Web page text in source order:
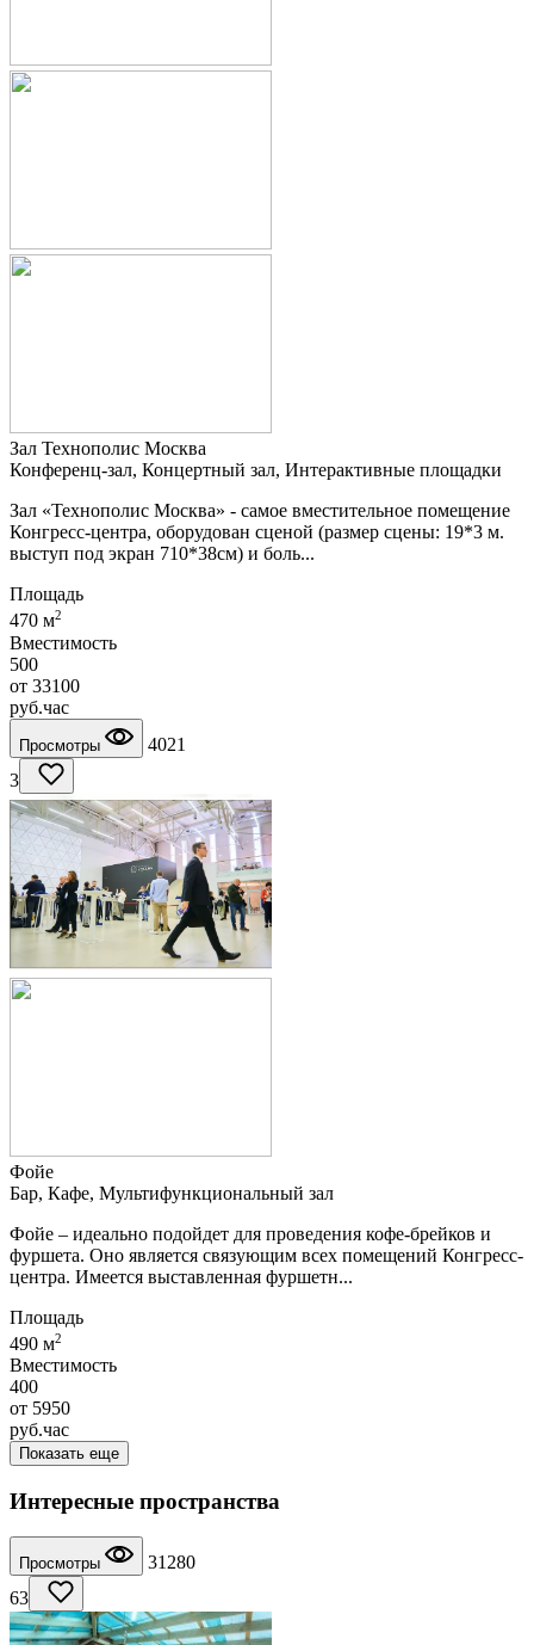
Зал Технополис Москва
Конференц-зал, Концертный зал, Интерактивные площадки
Зал «Технополис Москва» - самое вместительное помещение
Конгресс-центра, оборудован сценой (размер сцены: 19*3 м.
выступ под экран 710*38см) и боль...
Площадь
470 м2
Вместимость
500
от 33100
руб.час
Просмотры
4021
3
Фойе
Бар, Кафе, Мультифункциональный зал
Фойе – идеально подойдет для проведения кофе-брейков и
фуршета. Оно является связующим всех помещений Конгресс-
центра. Имеется выставленная фуршетн...
Площадь
490 м2
Вместимость
400
от 5950
руб.час
Показать еще
Интересные пространства
Просмотры
31280
63